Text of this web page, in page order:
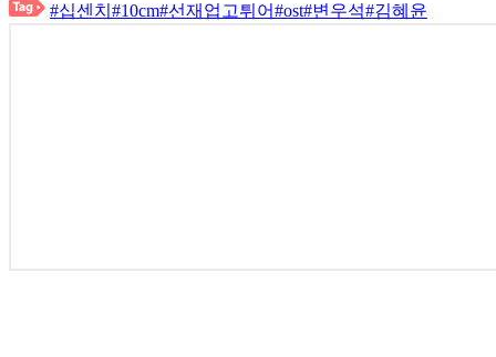
#십센치 #10cm#선재업고튀어#ost#변우석#김혜윤